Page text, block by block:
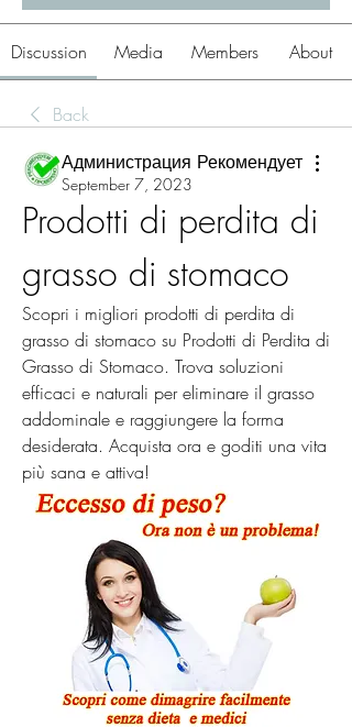
Discussion Media Members About
Back
Администрация Рекомендует
September 7, 2023
Prodotti di perdita di
grasso di stomaco
Scopri i migliori prodotti di perdita di
grasso di stomaco su Prodotti di Perdita di
Grasso di Stomaco. Trova soluzioni
efficaci e naturali per eliminare il grasso
addominale e raggiungere la forma
desiderata. Acquista ora e goditi una vita
più sana e attiva!